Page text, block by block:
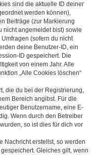
sind die aktuelle ID deiner
werden können),
Beiträge (zur Markierung
nicht angemeldet bist) sowie
(sofern du nicht
deine Benutzer-ID, ein
ID gespeichert. Die
von einem Jahr. Alle
„Alle Cookies löschen“
die du bei der Registrierung,
Bereich angibst. Für die
Benutzername, eine E-
Wenn durch den Betreiber
so ist dies für dich vor
Nachricht erstellst, so werden
Gleiches gilt, wenn